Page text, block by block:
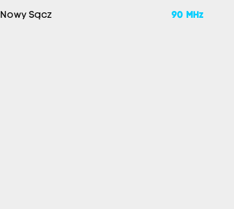
Nowy Sącz 90 MHz